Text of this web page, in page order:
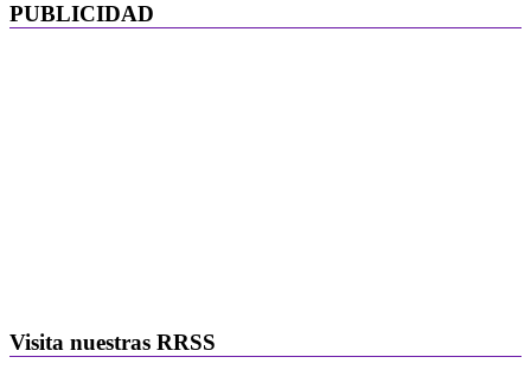
PUBLICIDAD
Visita nuestras RRSS